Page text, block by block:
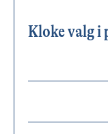
Kloke valg i